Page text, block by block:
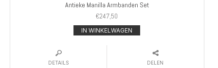
Antieke Manilla Armbanden Set
€247,50
IN WINKELWAGEN
DETAILS DELEN